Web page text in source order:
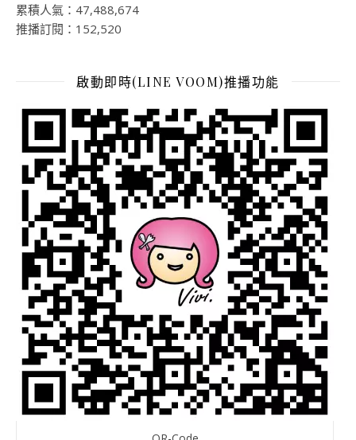
累積人氣：47,488,674
推播訂閱：152,520
啟動即時(LINE VOOM)推播功能